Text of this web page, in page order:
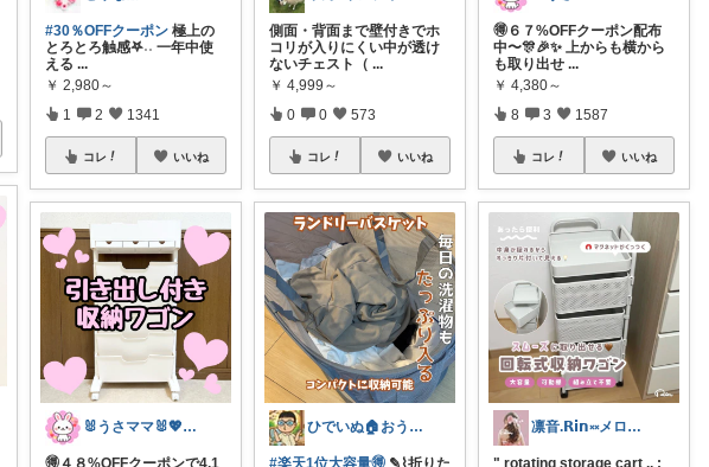
#30％OFFクーポン 極上の
とろとろ触感𖤐˒˒ 一年中使
える ...
￥ 2,980～
1 2 1341
コレ いいね
🐰うさママ🐰💖キッズ・ママの日常✨
🉐４８%OFFクーポンで4,1
側面・背面まで壁付きでホ
コリが入りにくい中が透け
ないチェスト（ ...
￥ 4,999～
0 0 573
コレ いいね
ひでいぬ🏠おうちをアイテムで快適！！
#楽天1位大容量🉐 ✎⌇折りた
🉐６７%OFFクーポン配布
中〜🎊🎉✨ 上からも横から
も取り出せ ...
￥ 4,380～
8 3 1587
コレ いいね
凛音.𝗥𝗶𝗻༝༝メロウな暮らし🧸
" rotating storage cart .. :